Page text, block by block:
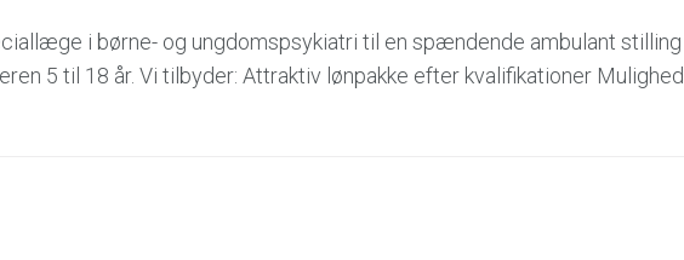
i børne- og ungdomspsykiatri til en spændende ambulant stilling
5 til 18 år. Vi tilbyder: Attraktiv lønpakke efter kvalifikationer Mulighed